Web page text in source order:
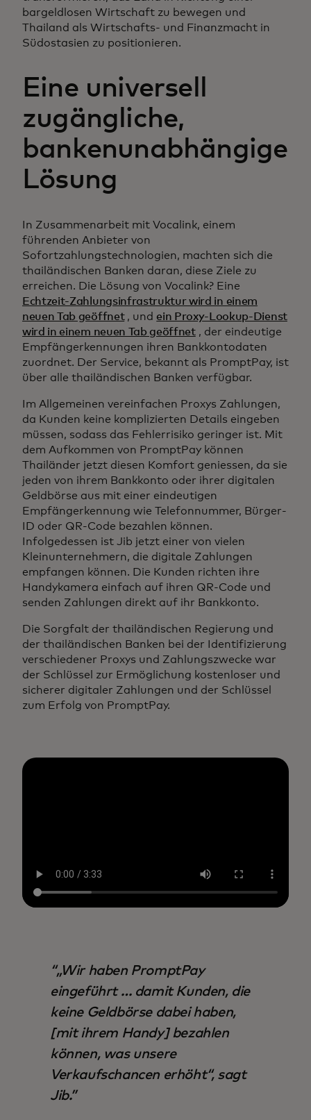
bargeldlosen Wirtschaft zu bewegen und
Thailand als Wirtschafts- und Finanzmacht in
Südostasien zu positionieren.
Eine universell
zugängliche,
bankenunabhängige
Lösung
In Zusammenarbeit mit Vocalink, einem
führenden Anbieter von
Sofortzahlungstechnologien, machten sich die
thailändischen Banken daran, diese Ziele zu
erreichen. Die Lösung von Vocalink? Eine
Echtzeit-Zahlungsinfrastruktur wird in einem
neuen Tab geöffnet, und ein Proxy-Lookup-Dienst
wird in einem neuen Tab geöffnet, der eindeutige
Empfängerkennungen ihren Bankkontodaten
zuordnet. Der Service, bekannt als PromptPay, ist
über alle thailändischen Banken verfügbar.
Im Allgemeinen vereinfachen Proxys Zahlungen,
da Kunden keine komplizierten Details eingeben
müssen, sodass das Fehlerrisiko geringer ist. Mit
dem Aufkommen von PromptPay können
Thailänder jetzt diesen Komfort geniessen, da sie
jeden von ihrem Bankkonto oder ihrer digitalen
Geldbörse aus mit einer eindeutigen
Empfängerkennung wie Telefonnummer, Bürger-
ID oder QR-Code bezahlen können.
Infolgedessen ist Jib jetzt einer von vielen
Kleinunternehmern, die digitale Zahlungen
empfangen können. Die Kunden richten ihre
Handykamera einfach auf ihren QR-Code und
senden Zahlungen direkt auf ihr Bankkonto.
Die Sorgfalt der thailändischen Regierung und
der thailändischen Banken bei der Identifizierung
verschiedener Proxys und Zahlungszwecke war
der Schlüssel zur Ermöglichung kostenloser und
sicherer digitaler Zahlungen und der Schlüssel
zum Erfolg von PromptPay.
„Wir haben PromptPay
eingeführt … damit Kunden, die
keine Geldbörse dabei haben,
[mit ihrem Handy] bezahlen
können, was unsere
Verkaufschancen erhöht“, sagt
Jib.